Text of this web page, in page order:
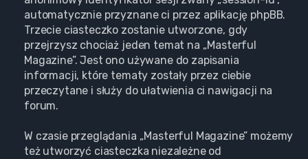
automatycznie przyznane ci przez aplikację phpBB.
Trzecie ciasteczko zostanie utworzone, gdy
przejrzysz chociaż jeden temat na „Masterful
Magazine”. Jest ono używane do zapisania
informacji, które tematy zostały przez ciebie
przeczytane i służy do ułatwienia ci nawigacji na
forum.
W czasie przeglądania „Masterful Magazine” możemy
też utworzyć ciasteczka niezależne od